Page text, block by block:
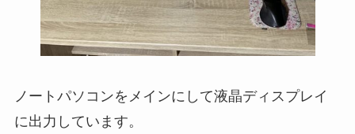
ノートパソコンをメインにして液晶ディスプレイ
に出力しています。